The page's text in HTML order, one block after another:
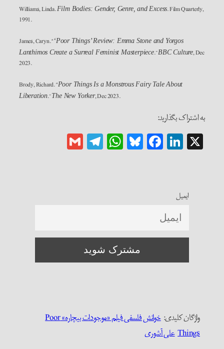
Williams, Linda. Film Bodies: Gender, Genre, and Excess. Film Quarterly,
1991.
James, Caryn. “ ‘Poor Things’ Review: Emma Stone and Yorgos
Lanthimos Create a Surreal Feminist Masterpiece.”BBC Culture, Dec
2023.
Brody, Richard. “Poor Things Is a Monstrous Fairy Tale About
Liberation.”The New Yorker, Dec 2023.
به اشتراک بگذارید:
X
LinkedIn
Facebook
Bluesky
WhatsApp
Telegram
ایمیل
واژگان کلیدی:‌
خوانش فلسفی فیلم «موجودات بیچاره» Poor
Thingsعلی آشوری